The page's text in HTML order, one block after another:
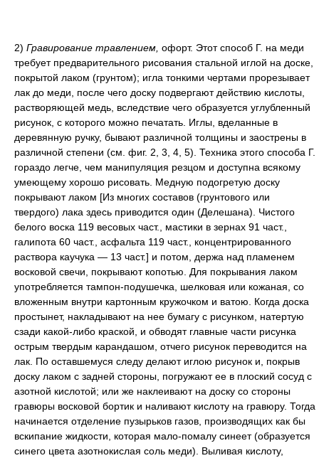
2) Гравирование травлением, офорт. Этот способ Г. на меди
требует предварительного рисования стальной иглой на доске,
покрытой лаком (грунтом); игла тонкими чертами прорезывает
лак до меди, после чего доску подвергают действию кислоты,
растворяющей медь, вследствие чего образуется углубленный
рисунок, с которого можно печатать. Иглы, вделанные в
деревянную ручку, бывают различной толщины и заострены в
различной степени (см. фиг. 2, 3, 4, 5). Техника этого способа Г.
гораздо легче, чем манипуляция резцом и доступна всякому
умеющему хорошо рисовать. Медную подогретую доску
покрывают лаком [Из многих составов (грунтового или
твердого) лака здесь приводится один (Делешана). Чистого
белого воска 119 весовых част., мастики в зернах 91 част.,
галипота 60 част., асфальта 119 част., концентрированного
раствора каучука — 13 част.] и потом, держа над пламенем
восковой свечи, покрывают копотью. Для покрывания лаком
употребляется тампон-подушечка, шелковая или кожаная, со
вложенным внутри картонным кружочком и ватою. Когда доска
простынет, накладывают на нее бумагу с рисунком, натертую
сзади какой-либо краской, и обводят главные части рисунка
острым твердым карандашом, отчего рисунок переводится на
лак. По оставшемуся следу делают иглою рисунок и, покрыв
доску лаком с задней стороны, погружают ее в плоский сосуд с
азотной кислотой; или же наклеивают на доску со стороны
гравюры восковой бортик и наливают кислоту на гравюру. Тогда
начинается отделение пузырьков газов, производящих как бы
вскипание жидкости, которая мало-помалу синеет (образуется
синего цвета азотнокислая соль меди). Выливая кислоту,